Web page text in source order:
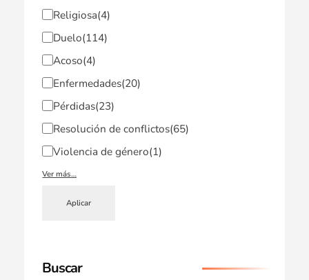
Religiosa(4)
Duelo(114)
Acoso(4)
Enfermedades(20)
Pérdidas(23)
Resolución de conflictos(65)
Violencia de género(1)
Ver más…
Aplicar
Buscar